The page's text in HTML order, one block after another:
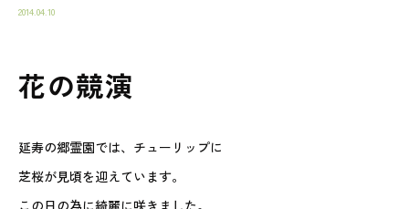
2014.04.10
花の競演
延寿の郷霊園では、チューリップに
芝桜が見頃を迎えています。